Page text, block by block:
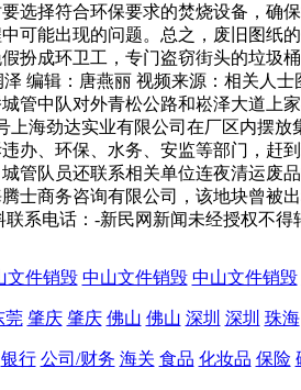
选择符合环保要求的焚烧设备，
可能出现的问题。总之，废旧图
扮成环卫工，专门盗窃街头的垃
编辑：唐燕丽 视频来源：相关人
中队对外青松公路和崧泽大道上
海劲达实业有限公司在厂区内摆
办、环保、水务、安监等部门，
管队员还联系相关单位连夜清运
士商务咨询有限公司，该地块曾
系电话：-新民网新闻未经授权不得
文件销毁 中山文件销毁 中山文件销毁
莞 肇庆 肇庆 佛山 佛山 深圳 深圳 珠海
银行 公司/财务 海关 食品 化妆品 保险